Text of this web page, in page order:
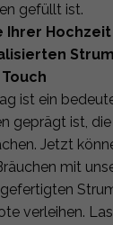
gefüllt ist.
Ihrer
ist ein
geprägt ist,
Jetzt
mit
verleihen.